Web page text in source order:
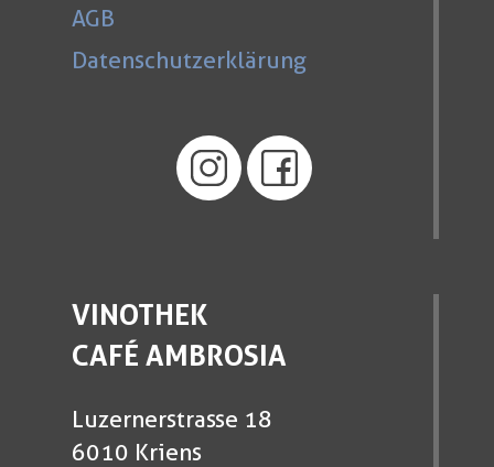
AGB
Datenschutzerklärung
VINOTHEK
CAFÉ AMBROSIA
Luzernerstrasse 18
6010 Kriens